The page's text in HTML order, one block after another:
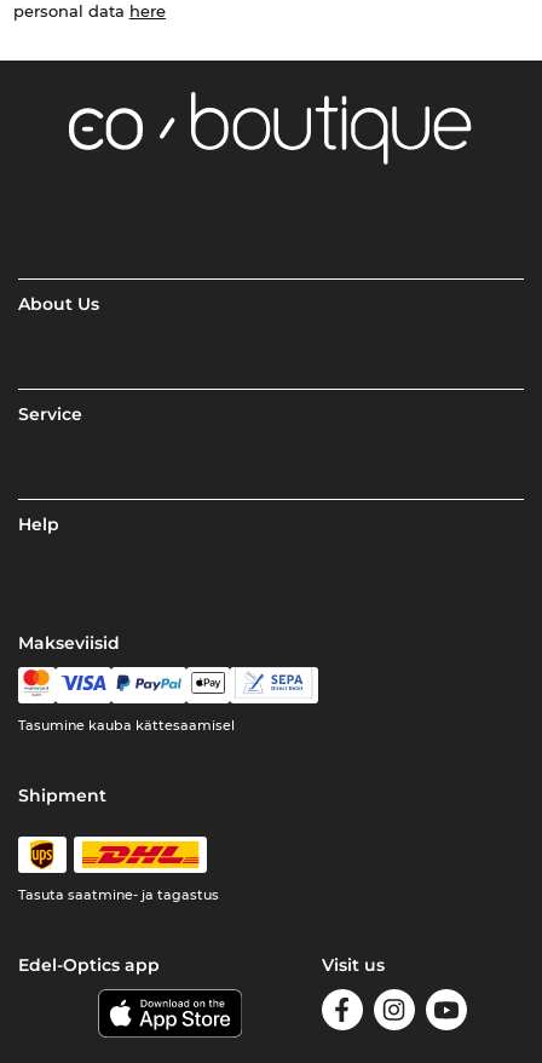
personal data here
About Us
Service
Help
Makseviisid
Tasumine kauba kättesaamisel
Shipment
Tasuta saatmine- ja tagastus
Edel-Optics app Visit us